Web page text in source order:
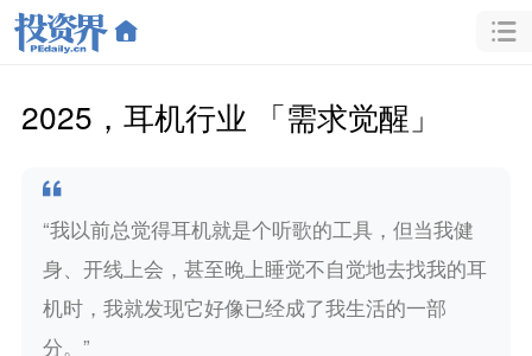
2025，耳机行业 「需求觉醒」
“我以前总觉得耳机就是个听歌的工具，但当我健
身、开线上会，甚至晚上睡觉不自觉地去找我的耳
机时，我就发现它好像已经成了我生活的一部
分。”